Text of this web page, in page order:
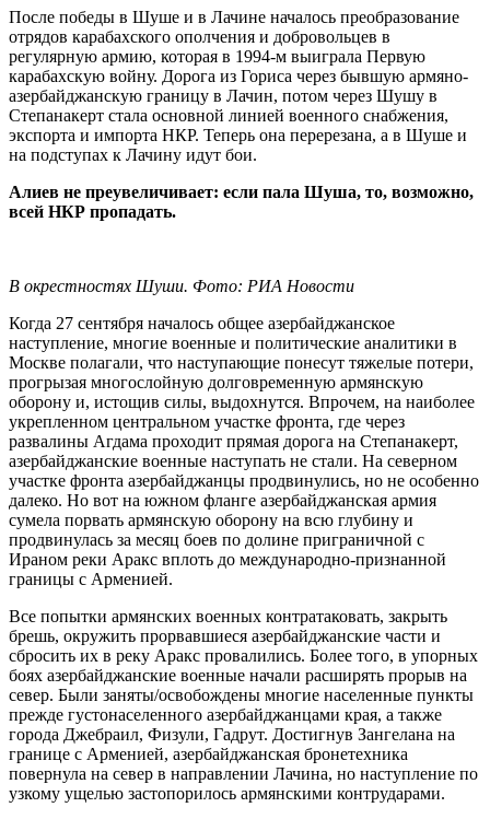
После победы в Шуше и в Лачине началось преобразование
отрядов карабахского ополчения и добровольцев в
регулярную армию, которая в 1994-м выиграла Первую
карабахскую войну. Дорога из Гориса через бывшую армяно-
азербайджанскую границу в Лачин, потом через Шушу в
Степанакерт стала основной линией военного снабжения,
экспорта и импорта НКР. Теперь она перерезана, а в Шуше и
на подступах к Лачину идут бои.
Алиев не преувеличивает: если пала Шуша, то, возможно,
всей НКР пропадать.
В окрестностях Шуши. Фото: РИА Новости
Когда 27 сентября началось общее азербайджанское
наступление, многие военные и политические аналитики в
Москве полагали, что наступающие понесут тяжелые потери,
прогрызая многослойную долговременную армянскую
оборону и, истощив силы, выдохнутся. Впрочем, на наиболее
укрепленном центральном участке фронта, где через
развалины Агдама проходит прямая дорога на Степанакерт,
азербайджанские военные наступать не стали. На северном
участке фронта азербайджанцы продвинулись, но не особенно
далеко. Но вот на южном фланге азербайджанская армия
сумела порвать армянскую оборону на всю глубину и
продвинулась за месяц боев по долине приграничной с
Ираном реки Аракс вплоть до международно-признанной
границы с Арменией.
Все попытки армянских военных контратаковать, закрыть
брешь, окружить прорвавшиеся азербайджанские части и
сбросить их в реку Аракс провалились. Более того, в упорных
боях азербайджанские военные начали расширять прорыв на
север. Были заняты/освобождены многие населенные пункты
прежде густонаселенного азербайджанцами края, а также
города Джебраил, Физули, Гадрут. Достигнув Зангелана на
границе с Арменией, азербайджанская бронетехника
повернула на север в направлении Лачина, но наступление по
узкому ущелью застопорилось армянскими контрударами.